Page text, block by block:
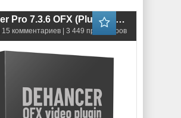
Dehancer Pro 7.3.6 OFX (Plug-in for DaVinci Resolve)
| 15 комментариев | 3 449 просмотров